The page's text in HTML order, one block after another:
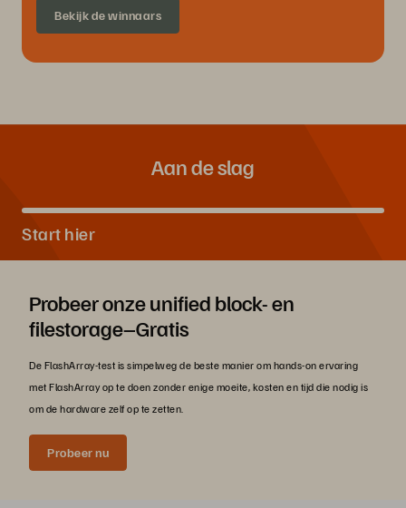
Bekijk de winnaars
Aan de slag
Start hier
Probeer onze unified block- en
filestorage–Gratis
De FlashArray-test is simpelweg de beste manier om hands-on ervaring
met FlashArray op te doen zonder enige moeite, kosten en tijd die nodig is
om de hardware zelf op te zetten.
Probeer nu